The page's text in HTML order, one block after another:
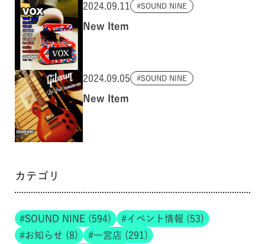
2024.09.11 SOUND NINE
New Item
2024.09.05 SOUND NINE
New Item
カテゴリ
SOUND NINE (594)
イベント情報 (53)
お知らせ (8)
一宮店 (291)